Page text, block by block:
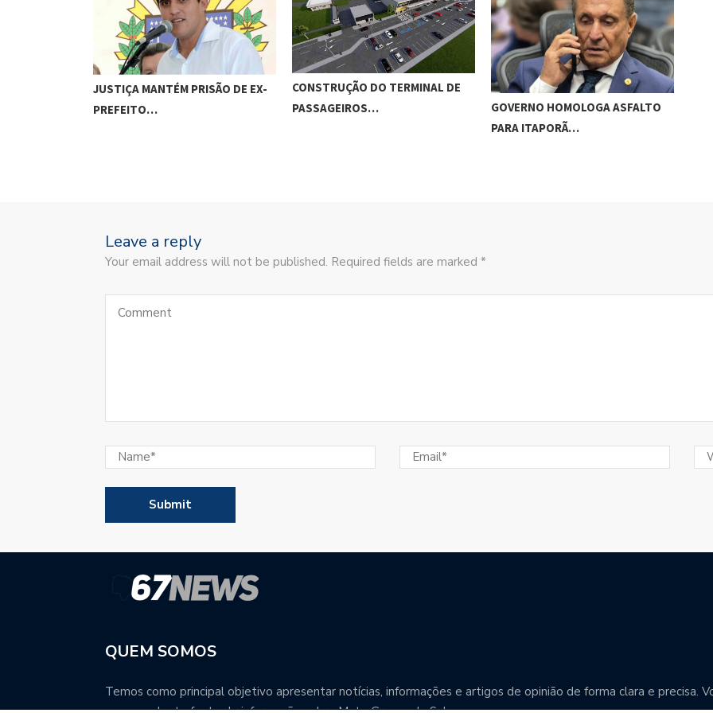
JUSTIÇA MANTÉM PRISÃO DE EX-
PREFEITO…
CONSTRUÇÃO DO TERMINAL DE
PASSAGEIROS…
GOVERNO HOMOLOGA ASFALTO
PARA ITAPORÃ…
Leave a reply
Your email address will not be published. Required fields are marked *
QUEM SOMOS
Temos como principal objetivo apresentar notícias, informações e artigos de opinião de forma clara e precisa.